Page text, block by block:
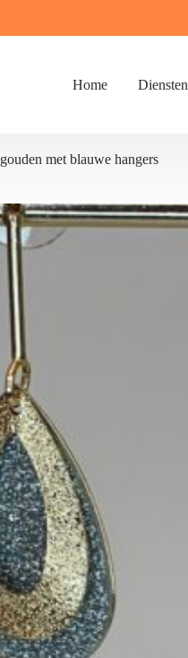
Home Diensten
gouden met blauwe hangers